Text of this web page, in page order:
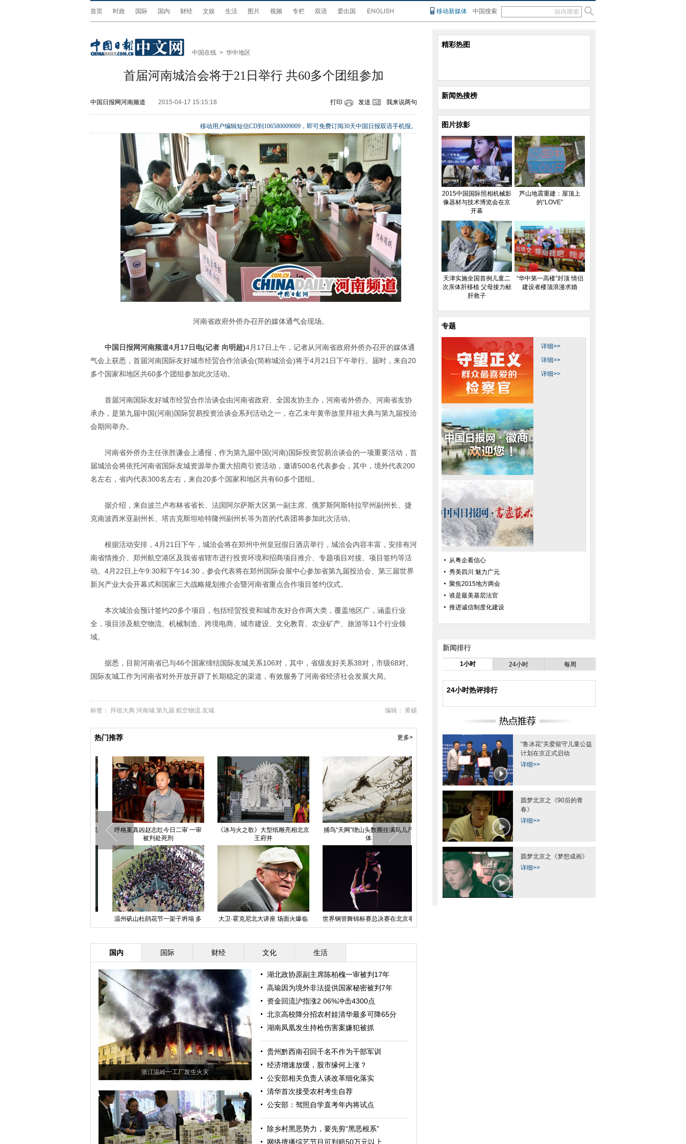
首页 时政 国际 国内 财经 文娱 生活 图片 视频 专栏 双语 爱出国 移动新媒体 中国搜索
中国在线 > 华中地区
首届河南城洽会将于21日举行 共60多个团组参加
中国日报网河南频道 2015-04-17 15:15:18 打印 发送 我来说两句
移动用户编辑短信CD到106580009009，即可免费订阅30天中国日报双语手机报。
河南省政府外侨办召开的媒体通气会现场。
中国日报网河南频道4月17日电(记者 向明超)4月17日上午，记者从河南省政府外侨办召开的媒体通
气会上获悉，首届河南国际友好城市经贸合作洽谈会(简称城洽会)将于4月21日下午举行。届时，来自20
多个国家和地区共60多个团组参加此次活动。
首届河南国际友好城市经贸合作洽谈会由河南省政府、全国友协主办，河南省外侨办、河南省友协
承办，是第九届中国(河南)国际贸易投资洽谈会系列活动之一，在乙未年黄帝故里拜祖大典与第九届投洽
会期间举办。
河南省外侨办主任张胜谦会上通报，作为第九届中国(河南)国际投资贸易洽谈会的一项重要活动，首
届城洽会将依托河南省国际友城资源举办重大招商引资活动，邀请500名代表参会，其中，境外代表200
名左右，省内代表300名左右，来自20多个国家和地区共有60多个团组。
据介绍，来自波兰卢布林省省长、法国阿尔萨斯大区第一副主席、俄罗斯阿斯特拉罕州副州长、捷
克南波西米亚副州长、塔吉克斯坦哈特隆州副州长等为首的代表团将参加此次活动。
根据活动安排，4月21日下午，城洽会将在郑州中州皇冠假日酒店举行，城洽会内容丰富，安排有河
南省情推介、郑州航空港区及我省省辖市进行投资环境和招商项目推介、专题项目对接、项目签约等活
动。4月22日上午9:30和下午14:30，参会代表将在郑州国际会展中心参加省第九届投洽会、第三届世界
新兴产业大会开幕式和国家三大战略规划推介会暨河南省重点合作项目签约仪式。
本次城洽会预计签约20多个项目，包括经贸投资和城市友好合作两大类，覆盖地区广，涵盖行业
全，项目涉及航空物流、机械制造、跨境电商、城市建设、文化教育、农业矿产、旅游等11个行业领
域。
据悉，目前河南省已与46个国家缔结国际友城关系106对，其中，省级友好关系38对，市级68对。
国际友城工作为河南省对外开放开辟了长期稳定的渠道，有效服务了河南省经济社会发展大局。
编辑： 黄硕
标签： 拜祖大典 河南城 第九届 航空物流 友城
热门推荐 更多>
2015中国国际照相机械影像器材
与技术博览会在京开幕
呼格案真凶赵志红今日二审 一审
被判处死刑
《冰与火之歌》大型纸雕亮相北京
王府井
捕鸟“天网”绕山头数圈挂满鸟儿尸
温州矾山杜鹃花节一架子坍塌 多
人受伤
大卫·霍克尼北大讲座 场面火爆临
时加直播分场
世界钢管舞锦标赛总决赛在北京举
行
国内 国际 财经 文化 生活
浙江温岭一工厂发生火灾
湖北政协原副主席陈柏槐一审被判17年
高瑜因为境外非法提供国家秘密被判7年
资金回流沪指涨2.06%冲击4300点
北京高校降分招农村娃清华最多可降65分
湖南凤凰发生持枪伤害案嫌犯被抓
贵州黔西南召回千名不作为干部军训
经济增速放缓，股市缘何上涨？
公安部相关负责人谈改革细化落实
清华首次接受农村考生自荐
公安部：驾照自学直考年内将试点
除乡村黑恶势力，要先剪“黑恶根系”
网络擅播综艺节目可判赔50万元以上
精彩热图
新闻热搜榜
图片掠影
2015中国国际照相机械影
像器材与技术博览会在京
开幕
芦山地震重建：屋顶上
的“LOVE”
天津实施全国首例儿童二
次亲体肝移植 父母接力献
肝救子
“华中第一高楼”封顶 情侣
建设者楼顶浪漫求婚
专题
详细>>
详细>>
详细>>
从粤企看信心
秀美四川 魅力广元
聚焦2015地方两会
谁是最美基层法官
推进诚信制度化建设
新闻排行
1小时 24小时 每周
24小时热评排行
“鲁冰花”关爱留守儿童公益
计划在京正式启动
详细>>
圆梦北京之《90后的青
春》
详细>>
圆梦北京之《梦想成画》
详细>>